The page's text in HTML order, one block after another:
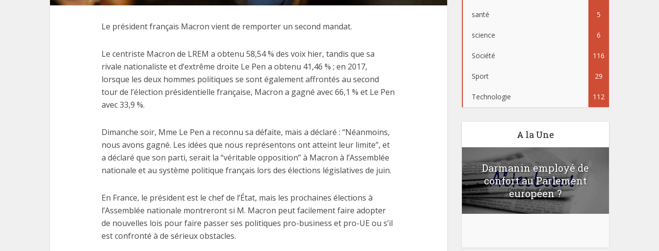
Le président français Macron vient de remporter un second mandat.
Le centriste Macron de LREM a obtenu 58,54 % des voix hier, tandis que sa
rivale nationaliste et d’extrême droite Le Pen a obtenu 41,46 % ; en 2017,
lorsque les deux hommes politiques se sont également affrontés au second
tour de l’élection présidentielle française, Macron a gagné avec 66,1 % et Le Pen
avec 33,9 %.
Dimanche soir, Mme Le Pen a reconnu sa défaite, mais a déclaré : “Néanmoins,
nous avons gagné. Les idées que nous représentons ont atteint leur limite”, et
a déclaré que son parti, serait la “véritable opposition” à Macron à l’Assemblée
nationale et au système politique français lors des élections législatives de juin.
En France, le président est le chef de l’État, mais les prochaines élections à
l’Assemblée nationale montreront si M. Macron peut facilement faire adopter
de nouvelles lois pour faire passer ses politiques pro-business et pro-UE ou s’il
est confronté à de sérieux obstacles.
santé 5
science 6
Société 116
Sport 29
Technologie 112
A la Une
fonctionnement de l’Etat
explosent
Pacifique
Darmanin employé de
confort au Parlement
européen ?